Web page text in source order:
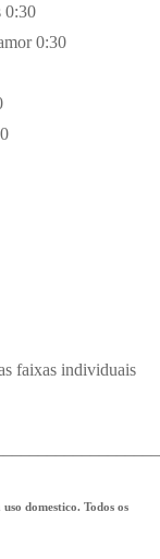
0:30
0:30
faixas individuais
domestico. Todos os